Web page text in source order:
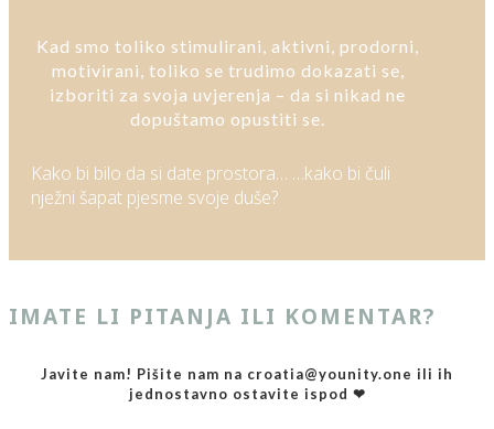
Kad smo toliko stimulirani, aktivni, prodorni,
motivirani, toliko se trudimo dokazati se,
izboriti za svoja uvjerenja – da si nikad ne
dopuštamo opustiti se.
Kako bi bilo da si date prostora… …kako bi čuli
nježni šapat pjesme svoje duše?
IMATE LI PITANJA ILI KOMENTAR?
Javite nam! Pišite nam na croatia@younity.one ili ih
jednostavno ostavite ispod ❤